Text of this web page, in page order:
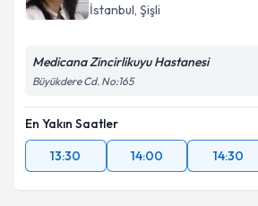
İstanbul, Şişli
Medicana Zincirlikuyu Hastanesi
Büyükdere Cd. No:165
En Yakın Saatler
13:30
14:00 14:30